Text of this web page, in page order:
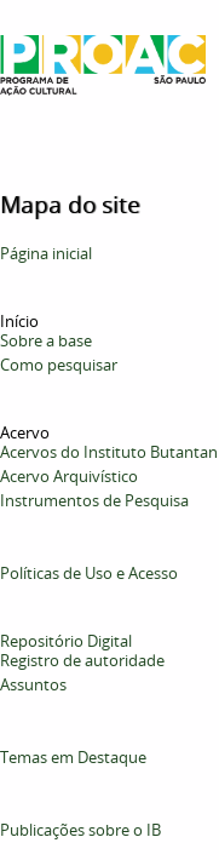
Mapa do site
Página inicial
Início
Sobre a base
Como pesquisar
Acervo
Acervos do Instituto Butantan
Acervo Arquivístico
Instrumentos de Pesquisa
Políticas de Uso e Acesso
Repositório Digital
Registro de autoridade
Assuntos
Temas em Destaque
Publicações sobre o IB